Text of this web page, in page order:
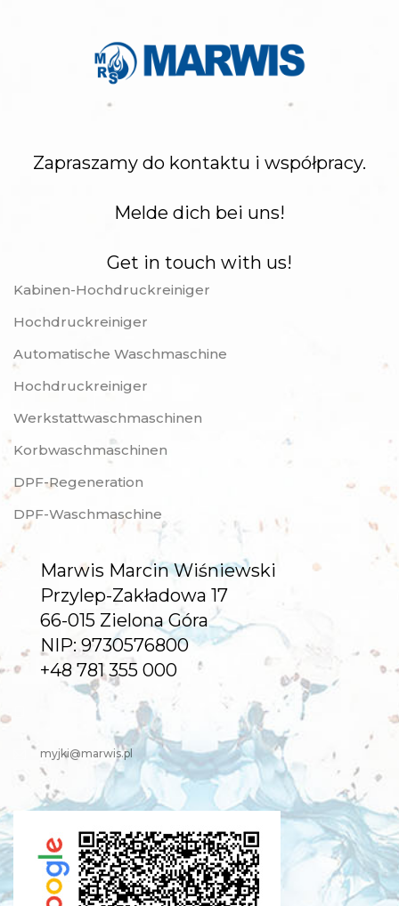
Zapraszamy do kontaktu i współpracy.
Melde dich bei uns!
Get in touch with us!
Kabinen-Hochdruckreiniger
Hochdruckreiniger
Automatische Waschmaschine
Hochdruckreiniger
Werkstattwaschmaschinen
Korbwaschmaschinen
DPF-Regeneration
DPF-Waschmaschine
Marwis Marcin Wiśniewski
Przylep-Zakładowa 17
66-015 Zielona Góra
NIP: 9730576800
+48 781 355 000
myjki@marwis.pl